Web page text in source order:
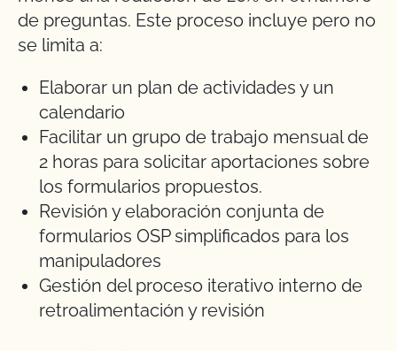
de preguntas. Este proceso incluye pero no
se limita a:
Elaborar un plan de actividades y un
calendario
Facilitar un grupo de trabajo mensual de
2 horas para solicitar aportaciones sobre
los formularios propuestos.
Revisión y elaboración conjunta de
formularios OSP simplificados para los
manipuladores
Gestión del proceso iterativo interno de
retroalimentación y revisión